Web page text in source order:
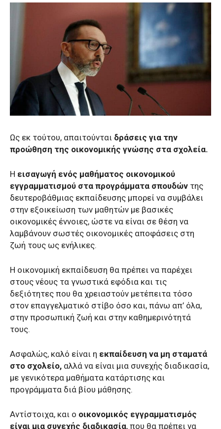
Ως εκ τούτου, απαιτούνται δράσεις για την
προώθηση της οικονομικής γνώσης στα σχολεία.
Η εισαγωγή ενός μαθήματος οικονομικού
εγγραμματισμού στα προγράμματα σπουδών της
δευτεροβάθμιας εκπαίδευσης μπορεί να συμβάλει
στην εξοικείωση των μαθητών με βασικές
οικονομικές έννοιες, ώστε να είναι σε θέση να
λαμβάνουν σωστές οικονομικές αποφάσεις στη
ζωή τους ως ενήλικες.
Η οικονομική εκπαίδευση θα πρέπει να παρέχει
στους νέους τα γνωστικά εφόδια και τις
δεξιότητες που θα χρειαστούν μετέπειτα τόσο
στον επαγγελματικό στίβο όσο και, πάνω απ’ όλα,
στην προσωπική ζωή και στην καθημερινότητά
τους.
Ασφαλώς, καλό είναι η εκπαίδευση να μη σταματά
στο σχολείο, αλλά να είναι μια συνεχής διαδικασία,
με γενικότερα μαθήματα κατάρτισης και
προγράμματα διά βίου μάθησης.
Αντίστοιχα, και ο οικονομικός εγγραμματισμός
είναι μια συνεχής διαδικασία, που θα πρέπει να